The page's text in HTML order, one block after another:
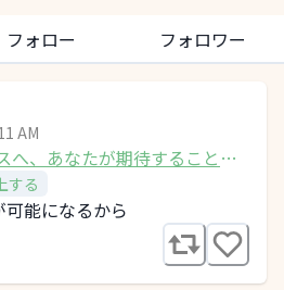
フォロー フォロワー
AM
へ、あなたが期待することを
する
能になるから